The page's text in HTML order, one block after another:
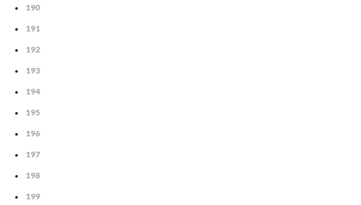
190
191
192
193
194
195
196
197
198
199